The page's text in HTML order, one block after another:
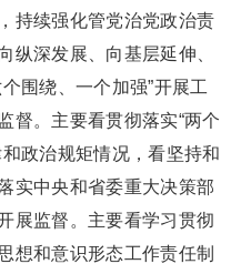
持续强化管党治党政治责
纵深发展、向基层延伸、
围绕、一个加强”开展工
督。主要看贯彻落实“两个
政治规矩情况，看坚持和
实中央和省委重大决策部
展监督。主要看学习贯彻
想和意识形态工作责任制